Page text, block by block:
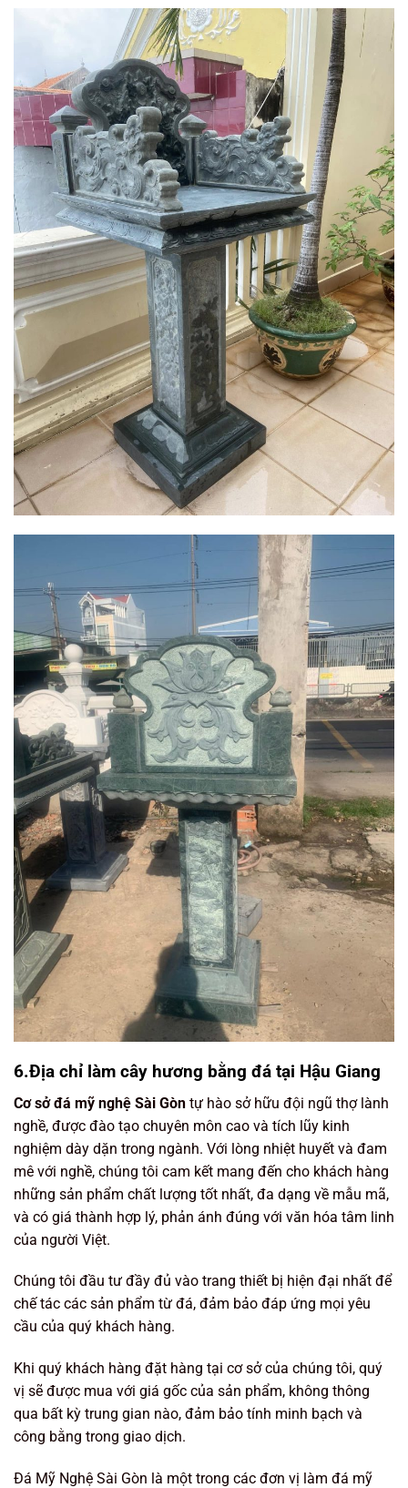
6.Địa chỉ làm cây hương bằng đá tại Hậu Giang
Cơ sở đá mỹ nghệ Sài Gòn tự hào sở hữu đội ngũ thợ lành
nghề, được đào tạo chuyên môn cao và tích lũy kinh
nghiệm dày dặn trong ngành. Với lòng nhiệt huyết và đam
mê với nghề, chúng tôi cam kết mang đến cho khách hàng
những sản phẩm chất lượng tốt nhất, đa dạng về mẫu mã,
và có giá thành hợp lý, phản ánh đúng với văn hóa tâm linh
của người Việt.
Chúng tôi đầu tư đầy đủ vào trang thiết bị hiện đại nhất để
chế tác các sản phẩm từ đá, đảm bảo đáp ứng mọi yêu
cầu của quý khách hàng.
Khi quý khách hàng đặt hàng tại cơ sở của chúng tôi, quý
vị sẽ được mua với giá gốc của sản phẩm, không thông
qua bất kỳ trung gian nào, đảm bảo tính minh bạch và
công bằng trong giao dịch.
Đá Mỹ Nghệ Sài Gòn là một trong các đơn vị làm đá mỹ